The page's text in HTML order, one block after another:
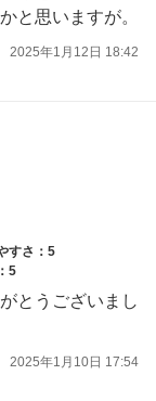
と思いますが。
2025年1月12日 18:42
すさ：5
5
とうございまし
2025年1月10日 17:54